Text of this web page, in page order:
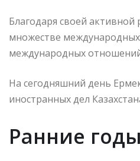
Благодаря своей
множестве
международных
На сегодняшний день
иностранных дел
Ранние годы